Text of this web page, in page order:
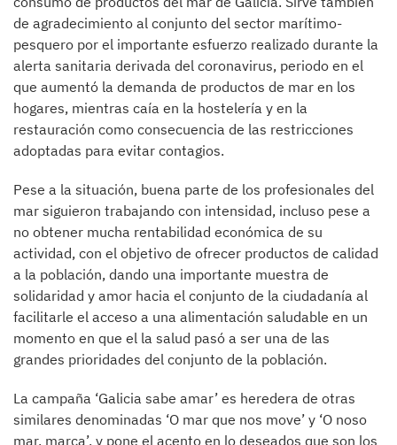
de agradecimiento al conjunto del sector marítimo-
pesquero por el importante esfuerzo realizado durante la
alerta sanitaria derivada del coronavirus, periodo en el
que aumentó la demanda de productos de mar en los
hogares, mientras caía en la hostelería y en la
restauración como consecuencia de las restricciones
adoptadas para evitar contagios.
Pese a la situación, buena parte de los profesionales del
mar siguieron trabajando con intensidad, incluso pese a
no obtener mucha rentabilidad económica de su
actividad, con el objetivo de ofrecer productos de calidad
a la población, dando una importante muestra de
solidaridad y amor hacia el conjunto de la ciudadanía al
facilitarle el acceso a una alimentación saludable en un
momento en que el la salud pasó a ser una de las
grandes prioridades del conjunto de la población.
La campaña ‘Galicia sabe amar’ es heredera de otras
similares denominadas ‘O mar que nos move’ y ‘O noso
mar, marca’, y pone el acento en lo deseados que son los